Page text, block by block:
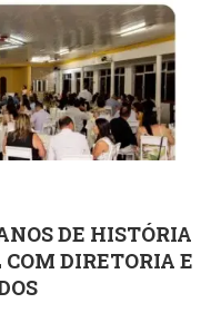
DE HISTÓRIA
DIRETORIA E